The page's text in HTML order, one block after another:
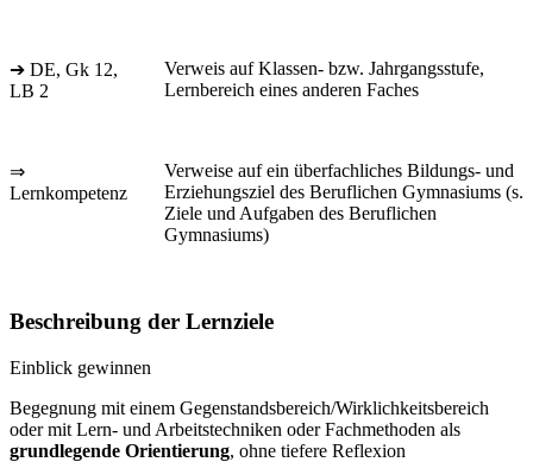
➔ DE, Gk 12,
LB 2
Verweis auf Klassen- bzw. Jahrgangsstufe,
Lernbereich eines anderen Faches
⇒
Lernkompetenz
Verweise auf ein überfachliches Bildungs- und
Erziehungsziel des Beruflichen Gymnasiums (s.
Ziele und Aufgaben des Beruflichen
Gymnasiums)
Beschreibung der Lernziele
Einblick gewinnen
Begegnung mit einem Gegenstandsbereich/Wirklichkeitsbereich
oder mit Lern- und Arbeitstechniken oder Fachmethoden als
grundlegende Orientierung, ohne tiefere Reflexion